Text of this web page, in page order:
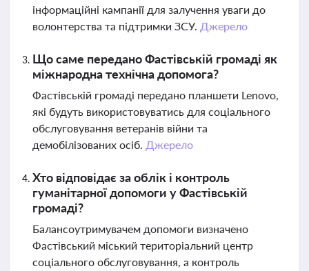
інформаційні кампанії для залучення уваги до
волонтерства та підтримки ЗСУ. Джерело
Що саме передано Фастівській громаді як
міжнародна технічна допомога?
Фастівській громаді передано планшети Lenovo,
які будуть використовуватись для соціального
обслуговування ветеранів війни та
демобілізованих осіб. Джерело
Хто відповідає за облік і контроль
гуманітарної допомоги у Фастівській
громаді?
Балансоутримувачем допомоги визначено
Фастівський міський територіальний центр
соціального обслуговування, а контроль